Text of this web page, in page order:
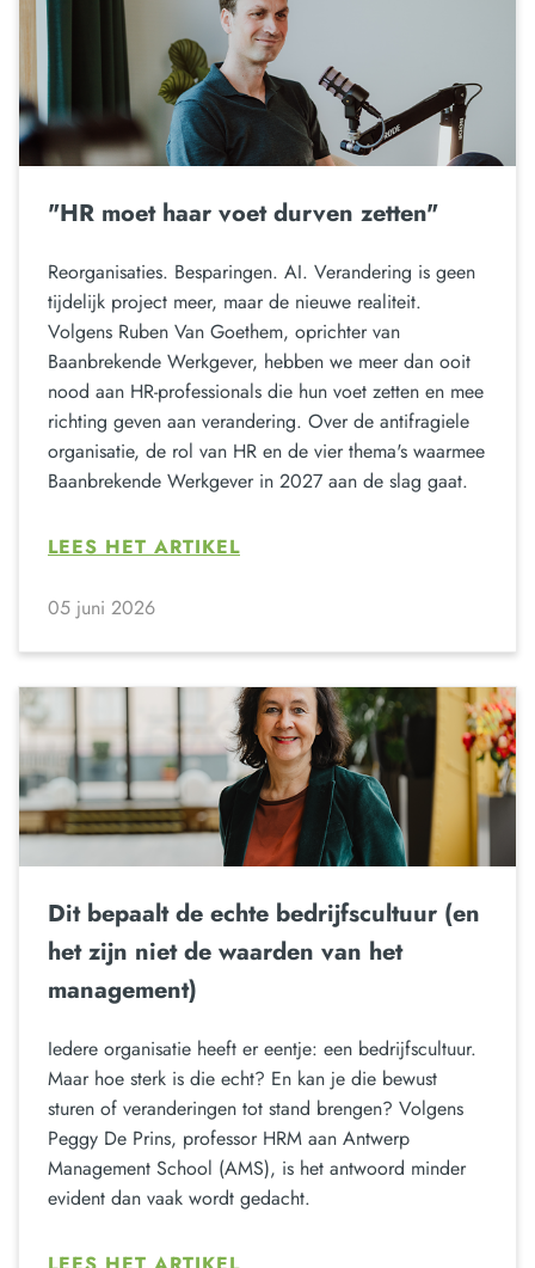
"HR moet haar voet durven zetten"
Reorganisaties. Besparingen. AI. Verandering is geen
tijdelijk project meer, maar de nieuwe realiteit.
Volgens Ruben Van Goethem, oprichter van
Baanbrekende Werkgever, hebben we meer dan ooit
nood aan HR-professionals die hun voet zetten en mee
richting geven aan verandering. Over de antifragiele
organisatie, de rol van HR en de vier thema's waarmee
Baanbrekende Werkgever in 2027 aan de slag gaat.
LEES HET ARTIKEL
05 juni 2026
Dit bepaalt de echte bedrijfscultuur (en
het zijn niet de waarden van het
management)
Iedere organisatie heeft er eentje: een bedrijfscultuur.
Maar hoe sterk is die echt? En kan je die bewust
sturen of veranderingen tot stand brengen? Volgens
Peggy De Prins, professor HRM aan Antwerp
Management School (AMS), is het antwoord minder
evident dan vaak wordt gedacht.